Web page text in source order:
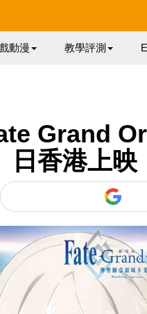
動漫 教學評測
Grand
日香港上映